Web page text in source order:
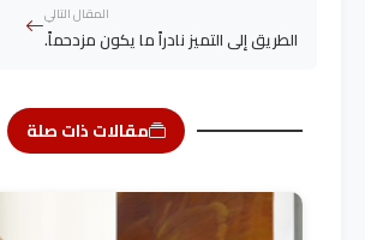
المقال التالي
الطريق إلى التميز نادراً ما يكون مزدحماً.
مقالات ذات صلة